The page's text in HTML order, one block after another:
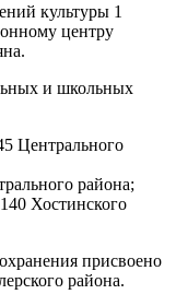
культуры 1
центру
и школьных
Центрального
района;
Хостинского
присвоено
района.